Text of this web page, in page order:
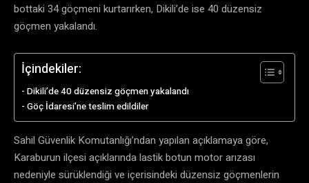
bottaki 34 göçmeni kurtarırken, Dikili’de ise 40 düzensiz
göçmen yakalandı.
İçindekiler:
Dikili’de 40 düzensiz göçmen yakalandı
Göç İdaresi’ne teslim edildiler
Sahil Güvenlik Komutanlığı’ndan yapılan açıklamaya göre,
Karaburun ilçesi açıklarında lastik botun motor arızası
nedeniyle sürüklendiği ve içerisindeki düzensiz göçmenlerin